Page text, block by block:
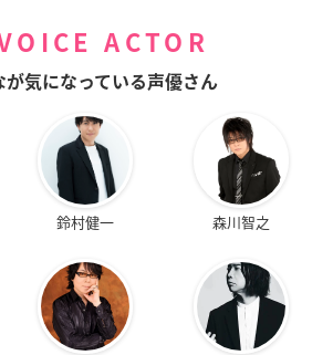
ACTOR
が気になっている声優さん
鈴村健一 森川智之